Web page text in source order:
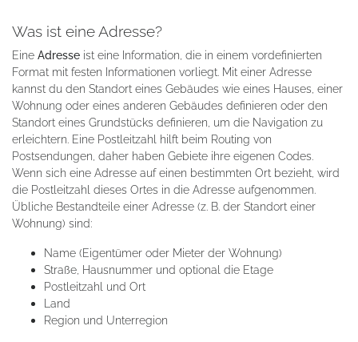
Was ist eine Adresse?
Eine Adresse ist eine Information, die in einem vordefinierten
Format mit festen Informationen vorliegt. Mit einer Adresse
kannst du den Standort eines Gebäudes wie eines Hauses, einer
Wohnung oder eines anderen Gebäudes definieren oder den
Standort eines Grundstücks definieren, um die Navigation zu
erleichtern. Eine Postleitzahl hilft beim Routing von
Postsendungen, daher haben Gebiete ihre eigenen Codes.
Wenn sich eine Adresse auf einen bestimmten Ort bezieht, wird
die Postleitzahl dieses Ortes in die Adresse aufgenommen.
Übliche Bestandteile einer Adresse (z. B. der Standort einer
Wohnung) sind:
Name (Eigentümer oder Mieter der Wohnung)
Straße, Hausnummer und optional die Etage
Postleitzahl und Ort
Land
Region und Unterregion